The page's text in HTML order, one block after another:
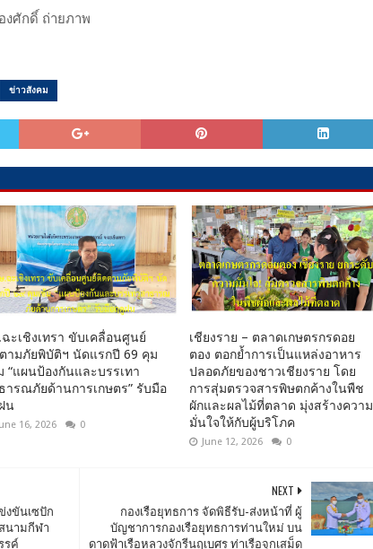
งศักดิ์ ถ่ายภาพ
ข่าวสังคม
ะเชิงเทรา ขับเคลื่อนศูนย์
ามภัยพิบัติฯ นัดแรกปี 69 คุม
“แผนป้องกันและบรรเทา
ารณภัยด้านการเกษตร” รับมือ
น
16, 2026 0
เชียงราย – ตลาดเกษตรกรดอย
ตอง ตอกย้ำการเป็นแหล่งอาหาร
ปลอดภัยของชาวเชียงราย โดย
การสุ่มตรวจสารพิษตกค้างในพืช
ผักและผลไม้ที่ตลาด มุ่งสร้างความ
มั่นใจให้กับผู้บริโภค
June 12, 2026 0
NEXT
กองเรือยุทธการ จัดพิธีรับ-ส่งหน้าที่ ผู้
บัญชาการกองเรือยุทธการท่านใหม่ บน
ดาดฟ้าเรือหลวงจักรีนฤเบศร ท่าเรือจุกเสม็ด
งขันเซปัก
นามกีฬา
รค์